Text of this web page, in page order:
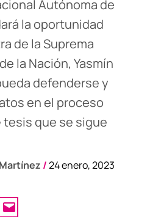
Autónoma de
la oportunidad
de la Suprema
la Nación, Yasmín
defenderse y
en el proceso
tesis que se sigue
/ 24 enero, 2023